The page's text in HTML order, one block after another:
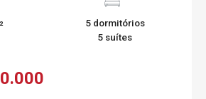
5 dormitórios
5 suítes